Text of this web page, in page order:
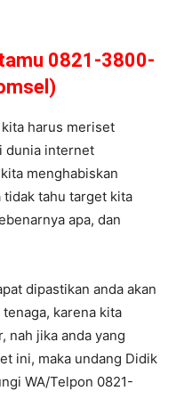
0821-3800-
kita harus meriset
dunia internet
menghabiskan
tahu target kita
apa, dan
dipastikan anda akan
karena kita
nah jika anda yang
ini, maka undang Didik
WA/Telpon 0821-